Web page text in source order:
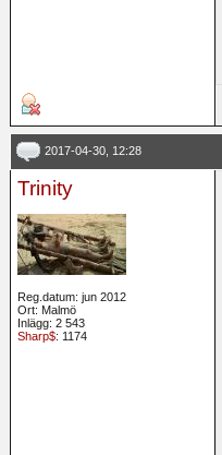
2017-04-30, 12:28
Trinity
Reg.datum: jun 2012
Ort: Malmö
Inlägg: 2 543
Sharp$: 1174